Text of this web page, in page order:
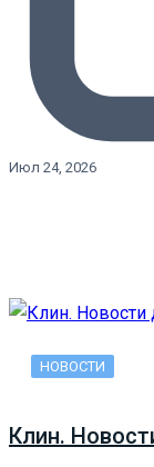
Июл 24, 2026
НОВОСТИ
Клин.